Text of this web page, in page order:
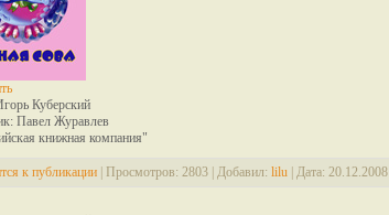
Куберский
Павел Журавлев
книжная компания"
к публикации Просмотров: 2803 Добавил: lilu Дата: 20.12.2008